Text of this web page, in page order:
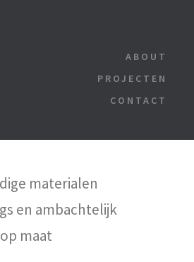
ABOUT
PROJECTEN
CONTACT
materialen
en ambachtelijk
maat